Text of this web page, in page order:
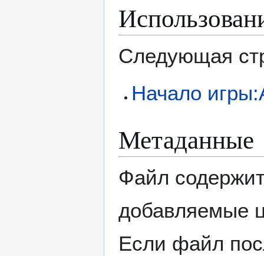
Следующая
Начало
Метаданные
Файл
добавляемые
Если файл